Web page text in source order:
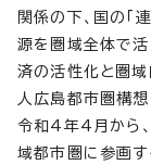
関係の下、国の「
源を圏域全体で活
済の活性化と圏
人広島都市圏構想
令和4年4月から
域都市圏に参画す